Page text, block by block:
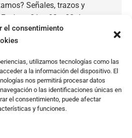
el consentimiento
utilizamos tecnologías como las
a la información del dispositivo. El
nos permitirá procesar datos
o las identificaciones únicas en
el consentimiento, puede afectar
y funciones.
Señales, trazos y
01 – 02 y 03 de
muchas preguntas. El cómo y
son recurrentes.
¿Cómo y para qué?
de tropiezo son tres días